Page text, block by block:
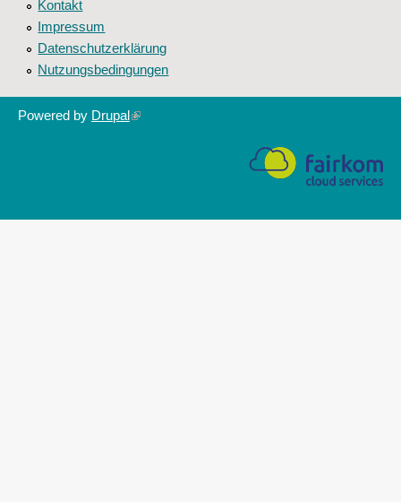
Kontakt
Impressum
Datenschutzerklärung
Nutzungsbedingungen
Powered by Drupal(link